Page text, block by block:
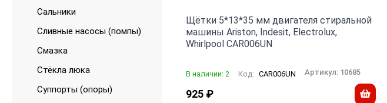
Щётки 5*13*35 мм двигателя стиральной
машины Ariston, Indesit, Electrolux,
Whirlpool CAR006UN
В наличии: 2 Код: CAR006UN Артикул: 10685
925 ₽
Сальники
Сливные насосы (помпы)
Смазка
Стёкла люка
Суппорты (опоры)